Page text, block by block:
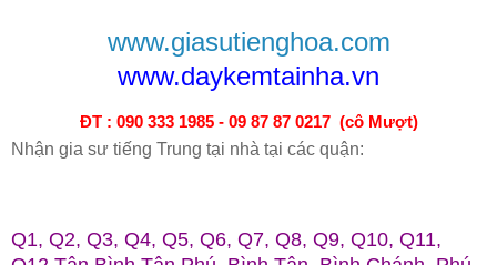
www.giasutienghoa.com
www.daykemtainha.vn
ĐT : 090 333 1985 - 09 87 87 0217 (cô Mượt)
Nhận gia sư tiếng Trung tại nhà tại các quận:
Q1, Q2, Q3, Q4, Q5, Q6, Q7, Q8, Q9, Q10, Q11,